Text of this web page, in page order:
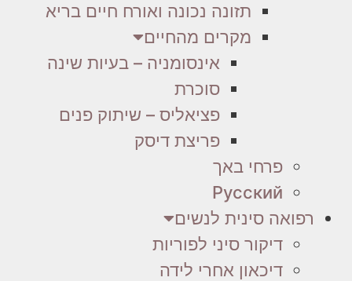
תזונה נכונה ואורח חיים בריא
מקרים מהחיים
אינסומניה – בעיות שינה
סוכרת
פציאליס – שיתוק פנים
פריצת דיסק
פרחי באך
Русский
רפואה סינית לנשים
דיקור סיני לפוריות
דיכאון אחרי לידה